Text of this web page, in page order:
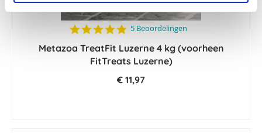
5.0
rating
5 Beoordelingen
Metazoa TreatFit Luzerne 4 kg (voorheen
FitTreats Luzerne)
€ 11,97